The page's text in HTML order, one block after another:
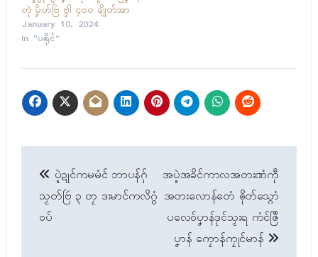
တုဲ မၞိဟ်ဗြဴ ဗ္ဒါဲ ၄၀၀ ချိုတ်အာ
January 10, 2024
In "ပရိုၚ်"
Post
navigation
ပ္ဍဲဍုၚ်ကမမံၚ် ဘာပန်ဂှ်
သၟတ်ဗြဴ ၃ တၠ ဒးမာၚ်ကလိဂွံ
ဝပ်
အပ္ဍဲအခိၚ်ကာလအတးဏံကဵု
အတးလောန်တေံ ၜိုတ်သ္ဂောံ
ပလေဝ်ပၞာန်ဒုၚ်သၟးရ ကံၚ်ဇြဳ
ပၞာန် ကၠောန်ကၠုၚ်မာန်